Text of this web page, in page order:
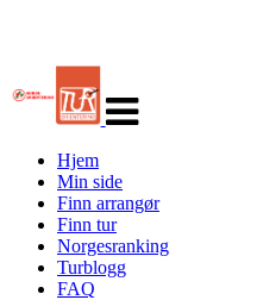
navigasjon
Hjem
Min side
Finn arrangør
Finn tur
Norgesranking
Turblogg
FAQ